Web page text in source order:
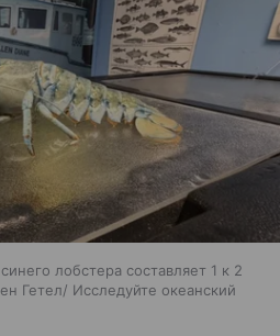
лобстера составляет 1 к 2
Гетел/ Исследуйте океанский